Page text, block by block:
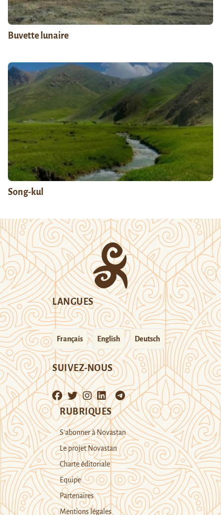
Buvette lunaire
Song-kul
LANGUES
Français English Deutsch
SUIVEZ-NOUS
RUBRIQUES
S’abonner à Novastan
Le projet Novastan
Charte éditoriale
Equipe
Partenaires
Mentions légales